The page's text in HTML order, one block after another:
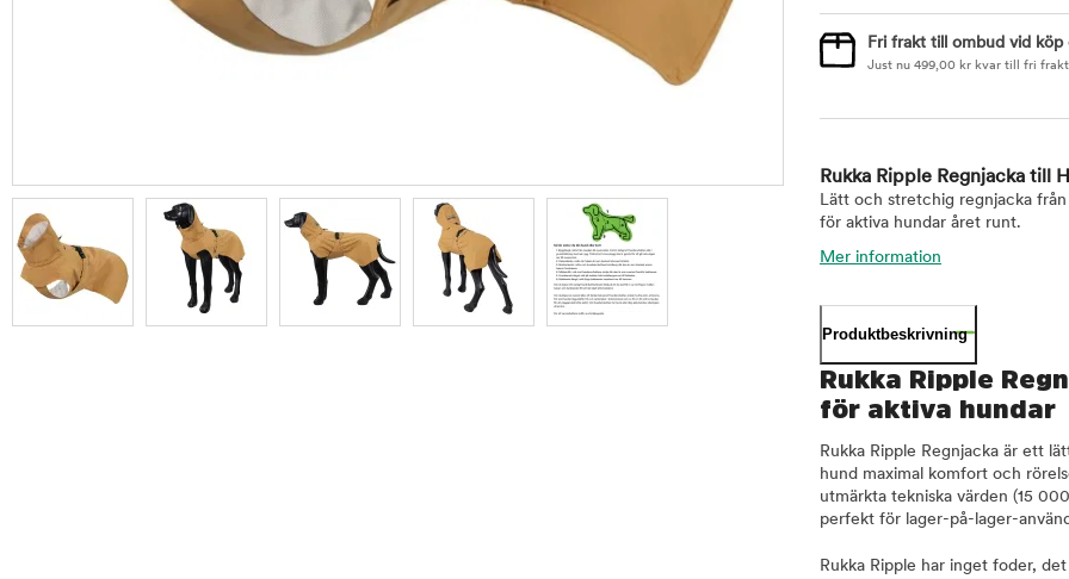
Fri frakt till ombud vid köp
Just nu 499,00 kr kvar till fri
Rukka Ripple Regnjacka till
Lätt och stretchig regnjacka
för aktiva hundar året runt.
Mer information
Produktbeskrivning
Rukka Ripple
för aktiva hundar
Rukka Ripple Regnjacka är ett
hund maximal komfort och
utmärkta tekniska värden (15
perfekt för lager-på-lager-
Rukka Ripple har inget foder,